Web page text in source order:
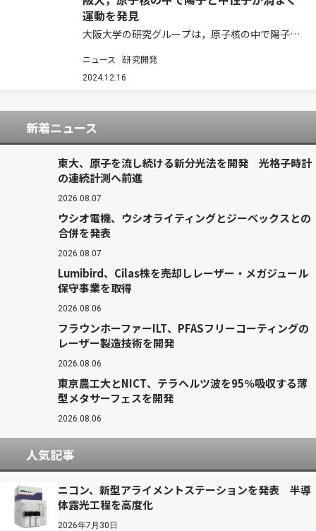
運動を発見
大阪大学の研究グループは，原子核の中で陽子や
初めて発見した（ニュースリリース）。 液体や気
体の流れに渦と呼ばれる運動がある。身近なもの
ニュース 研究開発
2024.12.16
新着ニュース
東大、原子を流し続ける新分光法を開発 光格子時計
の連続計測へ前進
2026.08.07
ウシオ電機、ウシオライティングとジーベックスとの
合併を発表
2026.08.07
Lumibird、Cilas株を売却しレーザー・メガジュール
保守事業を取得
2026.08.06
フラウンホーファーILT、PFASフリーコーティングの
レーザー製造技術を開発
2026.08.06
東京農工大とNICT、テラヘルツ波を95％吸収する薄
型メタサーフェスを開発
2026.08.06
人気記事
ニコン、新型アライメントステーションを発表 半導
体露光工程を高度化
2026年7月30日